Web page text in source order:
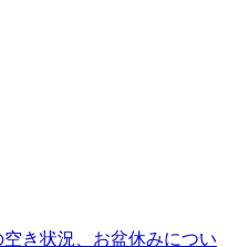
き状況、お盆休みについ